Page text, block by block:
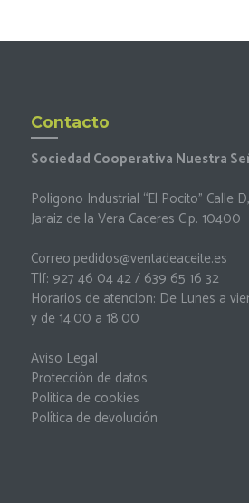
Contacto
Sociedad Cooperativa Nuestra
Poligono Industrial “El Pocito” Calle
Jaraiz de la Vera Caceres C.p. 10400
Correo:pedidos@ventadeaceite.es
Tlf: 927 46 04 42 / 639 65 16 32
Horarios de atencion: De Lunes a
y de 14:00 a 18:00
Aviso Legal
Protección de datos
Política de cookies
Política de devolución